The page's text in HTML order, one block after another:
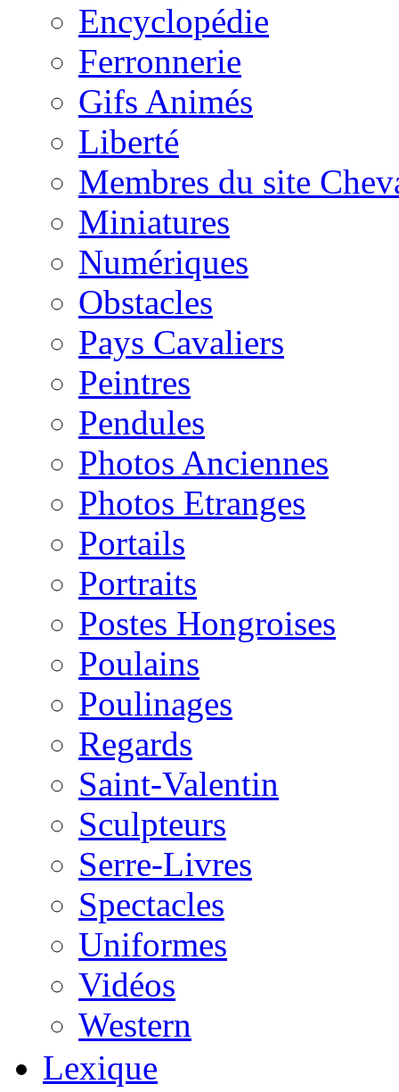
Encyclopédie
Ferronnerie
Gifs Animés
Liberté
Membres du site
Miniatures
Numériques
Obstacles
Pays Cavaliers
Peintres
Pendules
Photos Anciennes
Photos Etranges
Portails
Portraits
Postes Hongroises
Poulains
Poulinages
Regards
Saint-Valentin
Sculpteurs
Serre-Livres
Spectacles
Uniformes
Vidéos
Western
Lexique